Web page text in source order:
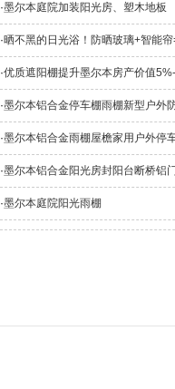
·墨尔本庭院加装阳光房、塑木地板
·晒不黑的日光浴！防晒玻璃+智能
·优质遮阳棚提升墨尔本房产价值
·墨尔本铝合金停车棚雨棚新型户外
·墨尔本铝合金雨棚屋檐家用户外停
·墨尔本铝合金阳光房封阳台断桥铝
·墨尔本庭院阳光雨棚